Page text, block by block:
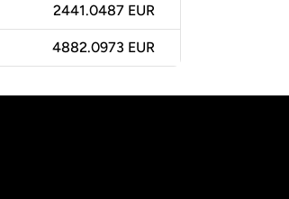
2441.0487 EUR
4882.0973 EUR